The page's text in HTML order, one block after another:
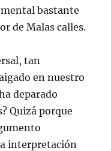
bastante
de Malas calles.
tan
en nuestro
deparado
Quizá porque
interpretación